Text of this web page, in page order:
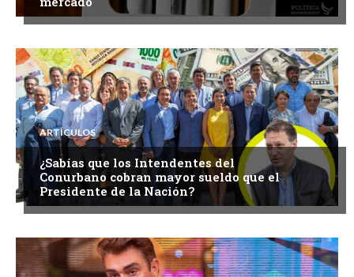
ARTÍCULOS
¿Sabías que los Intendentes del
Conurbano cobran mayor sueldo que el
Presidente de la Nación?